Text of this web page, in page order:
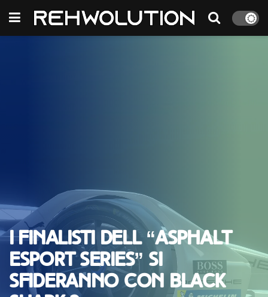
I finalisti dell “Asphalt
eSport Series” si
sfideranno con Black